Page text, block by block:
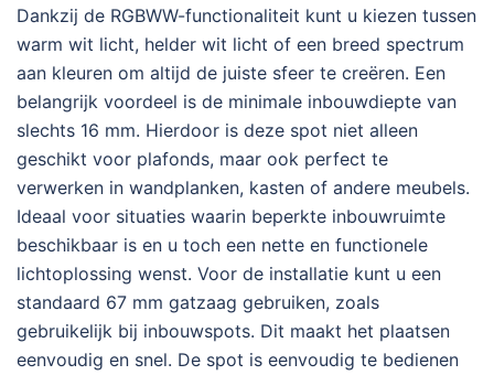
Dankzij de RGBWW-functionaliteit kunt u kiezen tussen
warm wit licht, helder wit licht of een breed spectrum
aan kleuren om altijd de juiste sfeer te creëren. Een
belangrijk voordeel is de minimale inbouwdiepte van
slechts 16 mm. Hierdoor is deze spot niet alleen
geschikt voor plafonds, maar ook perfect te
verwerken in wandplanken, kasten of andere meubels.
Ideaal voor situaties waarin beperkte inbouwruimte
beschikbaar is en u toch een nette en functionele
lichtoplossing wenst. Voor de installatie kunt u een
standaard 67 mm gatzaag gebruiken, zoals
gebruikelijk bij inbouwspots. Dit maakt het plaatsen
eenvoudig en snel. De spot is eenvoudig te bedienen